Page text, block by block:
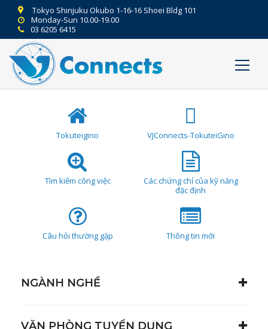
Tokyo Shinjuku Okubo 1-16-16 Shoei Bldg 101
Monday-Sun 10.00-19.00
03 6205 6415
Tokuteigino VJConnects-TokuteiGino
Tìm kiếm công việc
Các chứng chỉ của kỹ năng
đặc định
Câu hỏi thường gặp Thông tin mới
NGÀNH NGHỀ
VĂN PHÒNG TUYỂN DỤNG